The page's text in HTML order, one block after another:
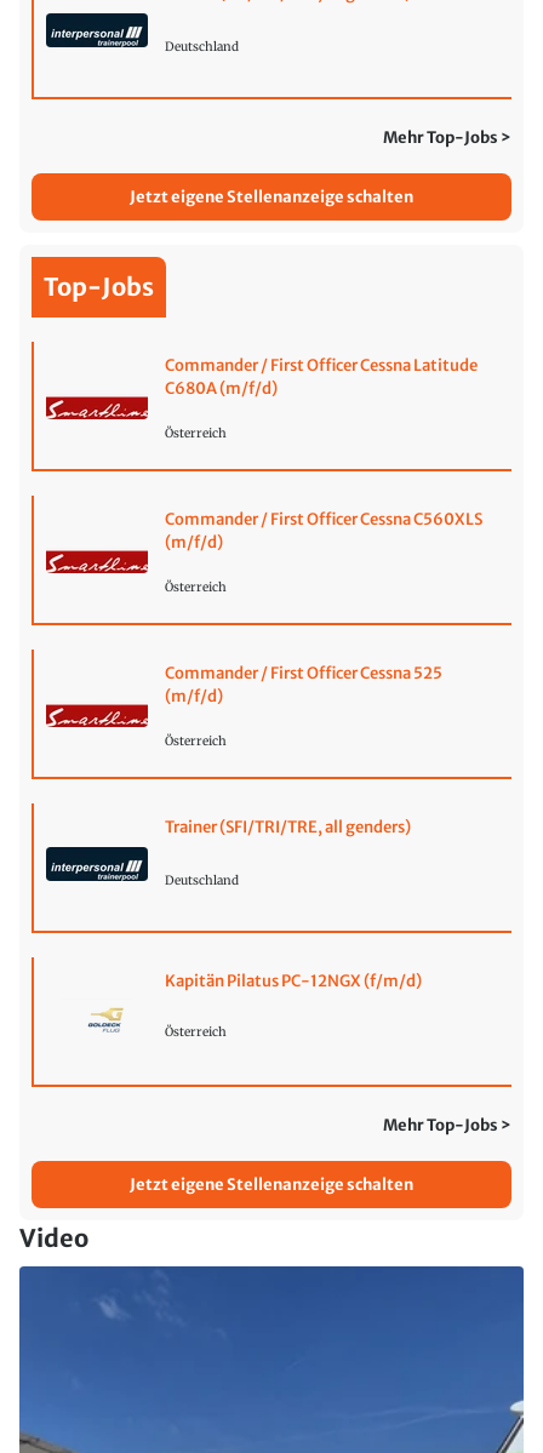
Deutschland
Mehr Top-Jobs >
Jetzt eigene Stellenanzeige schalten
Top-Jobs
Commander / First Officer Cessna Latitude
C680A (m/f/d)
Österreich
Commander / First Officer Cessna C560XLS
(m/f/d)
Österreich
Commander / First Officer Cessna 525
(m/f/d)
Österreich
Trainer (SFI/TRI/TRE, all genders)
Deutschland
Kapitän Pilatus PC-12NGX (f/m/d)
Österreich
Mehr Top-Jobs >
Jetzt eigene Stellenanzeige schalten
Video